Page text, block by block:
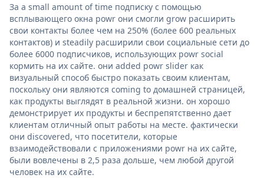
За a small amount of time подписку с помощью
всплывающего окна powr они смогли grow расширить
свои контакты более чем на 250% (более 600 реальных
контактов) и steadily расширили свои социальные сети до
более 6000 подписчиков, использующих powr social
кормить на их сайте. они added powr slider как
визуальный способ быстро показать своим клиентам,
поскольку они являются coming to домашней страницей,
как продукты выглядят в реальной жизни. он хорошо
демонстрирует их продукты и беспрепятственно дает
клиентам отличный опыт работы на месте. фактически
они discovered, что посетители, которые
взаимодействовали с приложениями powr на их сайте,
были вовлечены в 2,5 раза дольше, чем любой другой
человек на их сайте.